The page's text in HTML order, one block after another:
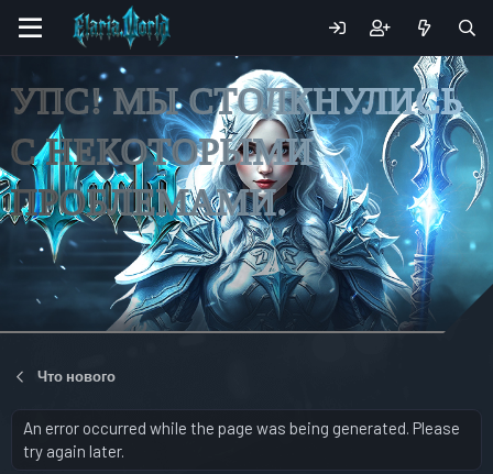
УПС! МЫ СТОЛКНУЛИСЬ
С НЕКОТОРЫМИ
ПРОБЛЕМАМИ.
Что нового
An error occurred while the page was being generated. Please
try again later.